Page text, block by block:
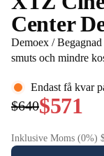
Center
Demoex /
smuts och mindre
Endast få kvar
$640$571
Inklusive Moms (0%)